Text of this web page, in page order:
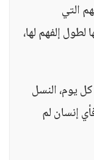
التي
إلفهم لها،
يوم، النسل
إنسان لم